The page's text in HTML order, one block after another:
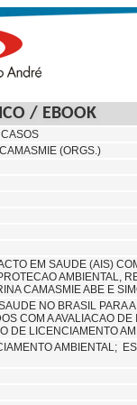
/ EBOOK
(ORGS.)
EM SAUDE (AIS)
AMBIENTAL,
CAMASMIE ABE E
NO BRASIL PARA
COM A AVALIACAO
DE LICENCIAMENTO
AMBIENTAL;